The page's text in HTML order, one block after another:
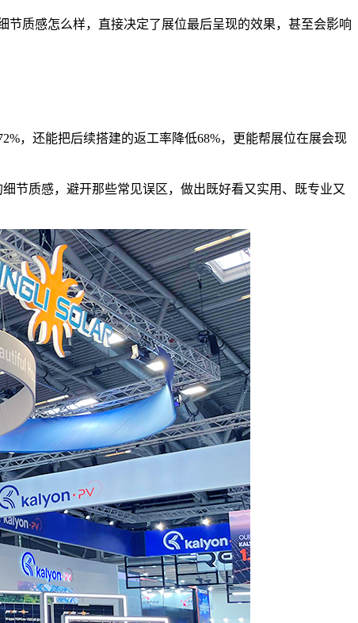
质感怎么样，直接决定了展位最后呈现的效果，甚至会影响
，还能把后续搭建的返工率降低68%，更能帮展位在展会现
节质感，避开那些常见误区，做出既好看又实用、既专业又